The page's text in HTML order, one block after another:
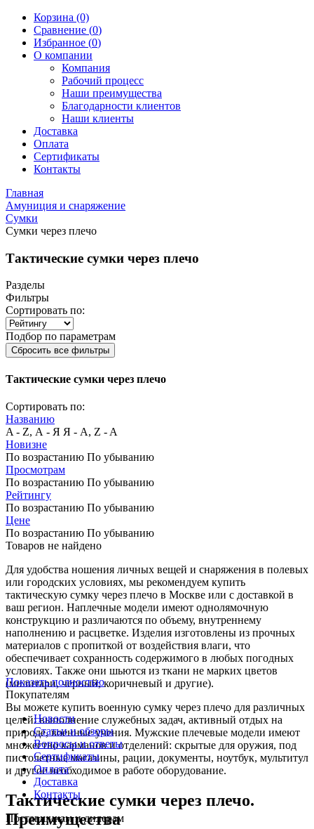
Корзина (0)
Сравнение (0)
Избранное (0)
О компании
Компания
Рабочий процесс
Наши преимущества
Благодарности клиентов
Наши клиенты
Доставка
Оплата
Сертификаты
Контакты
Главная
Амуниция и снаряжение
Сумки
Сумки через плечо
Тактические сумки через плечо
Разделы
Фильтры
Сортировать по:
Подбор по параметрам
Сбросить все фильтры
Тактические сумки через плечо
Сортировать по:
Названию
A - Z, А - Я Я - А, Z - A
Новизне
По возрастанию По убыванию
Просмотрам
По возрастанию По убыванию
Рейтингу
По возрастанию По убыванию
Цене
По возрастанию По убыванию
Товаров не найдено
Для удобства ношения личных вещей и снаряжения в полевых
или городских условиях, мы рекомендуем купить
тактическую сумку через плечо в Москве или с доставкой в
ваш регион. Наплечные модели имеют однолямочную
конструкцию и различаются по объему, внутреннему
наполнению и расцветке. Изделия изготовлены из прочных
материалов с пропиткой от воздействия влаги, что
обеспечивает сохранность содержимого в любых погодных
условиях. Также они шьются из ткани не марких цветов
(милитари, черный, коричневый и другие).
Вы можете купить военную сумку через плечо для различных
целей: выполнение служебных задач, активный отдых на
природе, военные учения. Мужские плечевые модели имеют
множество карманов и отделений: скрытые для оружия, под
пистолетные магазины, рации, документы, ноутбук, мультитул
и другое необходимое в работе оборудование.
Тактические сумки через плечо.
Преимущества
Показать полностью
Покупателям
Новости
Статьи и обзоры
Вопросы и ответы
Сертификаты
Оплата
Доставка
Контакты
Поставщикам и дилерам